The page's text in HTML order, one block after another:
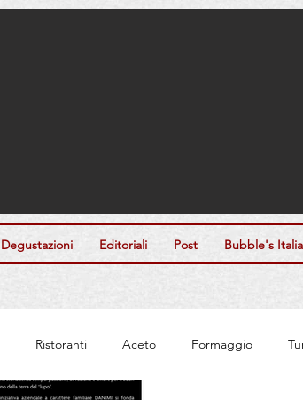
Degustazioni Editoriali Post Bubble's Italia
Ristoranti Aceto Formaggio